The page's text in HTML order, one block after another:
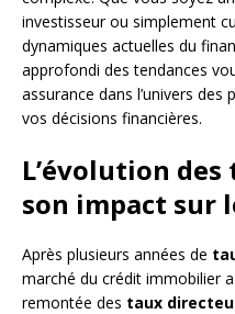
investisseur ou simplement
dynamiques actuelles du
approfondi des tendances
assurance dans l’univers
vos décisions financières.
L’évolution
son impact sur
Après plusieurs années de
marché du crédit immobilier
remontée des taux